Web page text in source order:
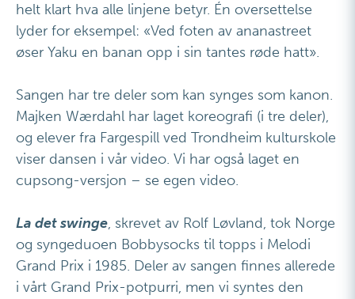
helt klart hva alle linjene betyr. Én oversettelse
lyder for eksempel: «Ved foten av ananastreet
øser Yaku en banan opp i sin tantes røde hatt».
Sangen har tre deler som kan synges som kanon.
Majken Wærdahl har laget koreografi (i tre deler),
og elever fra Fargespill ved Trondheim kulturskole
viser dansen i vår video. Vi har også laget en
cupsong-versjon – se egen video.
La det swinge, skrevet av Rolf Løvland, tok Norge
og syngeduoen Bobbysocks til topps i Melodi
Grand Prix i 1985. Deler av sangen finnes allerede
i vårt Grand Prix-potpurri, men vi syntes den